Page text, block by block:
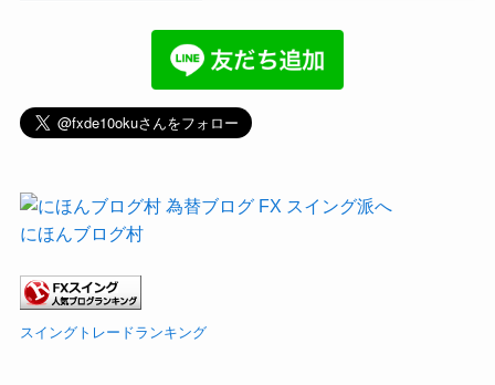
にほんブログ村
スイングトレードランキング